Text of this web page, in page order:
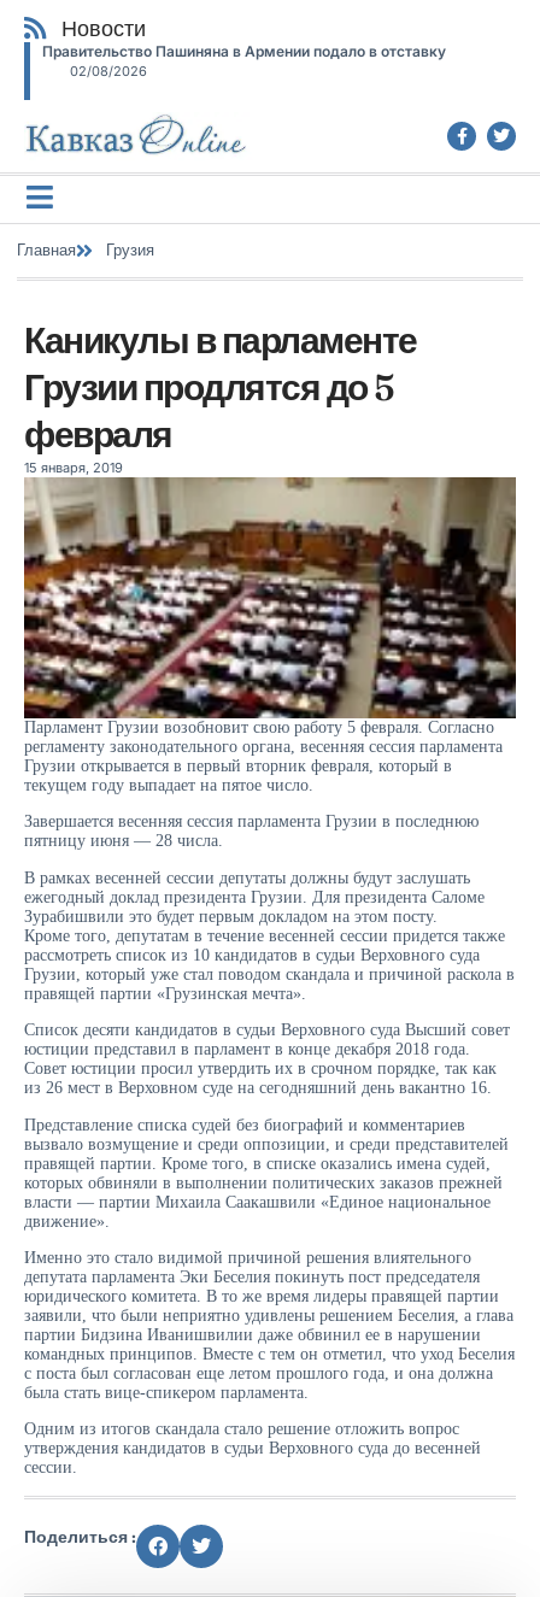
Новости
Правительство Пашиняна в Армении подало в отставку
02/08/2026
Главная Грузия
Каникулы в парламенте
Грузии продлятся до 5
февраля
15 января, 2019
Парламент Грузии возобновит свою работу 5 февраля. Согласно
регламенту законодательного органа, весенняя сессия парламента
Грузии открывается в первый вторник февраля, который в
текущем году выпадает на пятое число.
Завершается весенняя сессия парламента Грузии в последнюю
пятницу июня — 28 числа.
В рамках весенней сессии депутаты должны будут заслушать
ежегодный доклад президента Грузии. Для президента Саломе
Зурабишвили это будет первым докладом на этом посту.
Кроме того, депутатам в течение весенней сессии придется также
рассмотреть список из 10 кандидатов в судьи Верховного суда
Грузии, который уже стал поводом скандала и причиной раскола в
правящей партии «Грузинская мечта».
Список десяти кандидатов в судьи Верховного суда Высший совет
юстиции представил в парламент в конце декабря 2018 года.
Совет юстиции просил утвердить их в срочном порядке, так как
из 26 мест в Верховном суде на сегодняшний день вакантно 16.
Представление списка судей без биографий и комментариев
вызвало возмущение и среди оппозиции, и среди представителей
правящей партии. Кроме того, в списке оказались имена судей,
которых обвиняли в выполнении политических заказов прежней
власти — партии Михаила Саакашвили «Единое национальное
движение».
Именно это стало видимой причиной решения влиятельного
депутата парламента Эки Беселия покинуть пост председателя
юридического комитета. В то же время лидеры правящей партии
заявили, что были неприятно удивлены решением Беселия, а глава
партии Бидзина Иванишвилии даже обвинил ее в нарушении
командных принципов. Вместе с тем он отметил, что уход Беселия
с поста был согласован еще летом прошлого года, и она должна
была стать вице-спикером парламента.
Одним из итогов скандала стало решение отложить вопрос
утверждения кандидатов в судьи Верховного суда до весенней
сессии.
Поделиться :